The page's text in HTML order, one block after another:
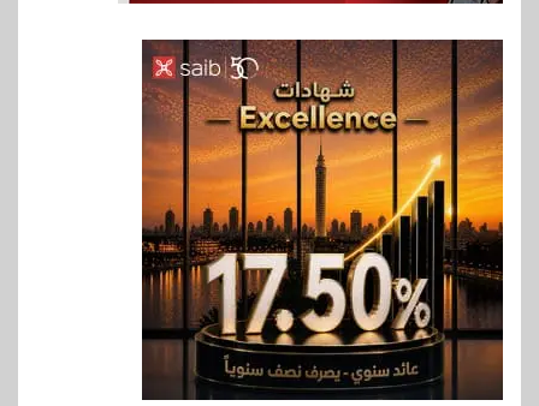
6
بنوك
بنك QNB مصر يعزز جاهزية
المشروعات الصغيرة والمتوسطة
للنمو والتوسع
7 اخبار
فيكسد مصر و”حلول” تتشاركان
في تطوير أول منصة للسياحة
الصحية في مصر والشرق الأوسط
وأفريقيا Tour4Cure